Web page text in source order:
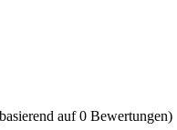
auf 0 Bewertungen)